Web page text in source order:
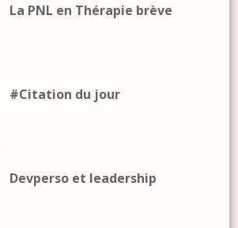
La PNL en Thérapie brève
#Citation du jour
Devperso et leadership